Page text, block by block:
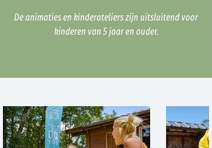
De animaties en kinderateliers zijn uitsluitend voor
kinderen van 5 jaar en ouder.